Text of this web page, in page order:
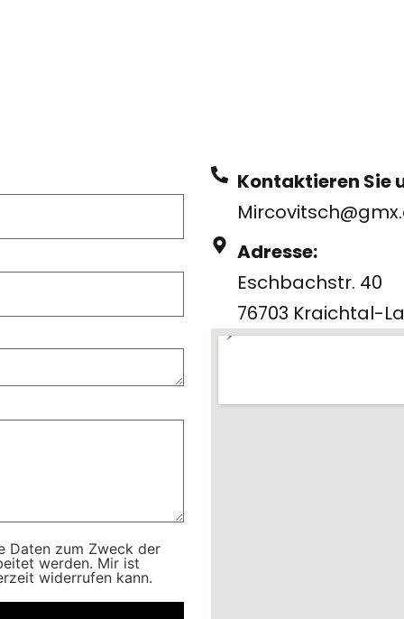
Daten zum Zweck der
werden. Mir ist
widerrufen kann.
Kontaktieren Sie
Adresse:
Eschbachstr. 40
76703 Kraichtal-